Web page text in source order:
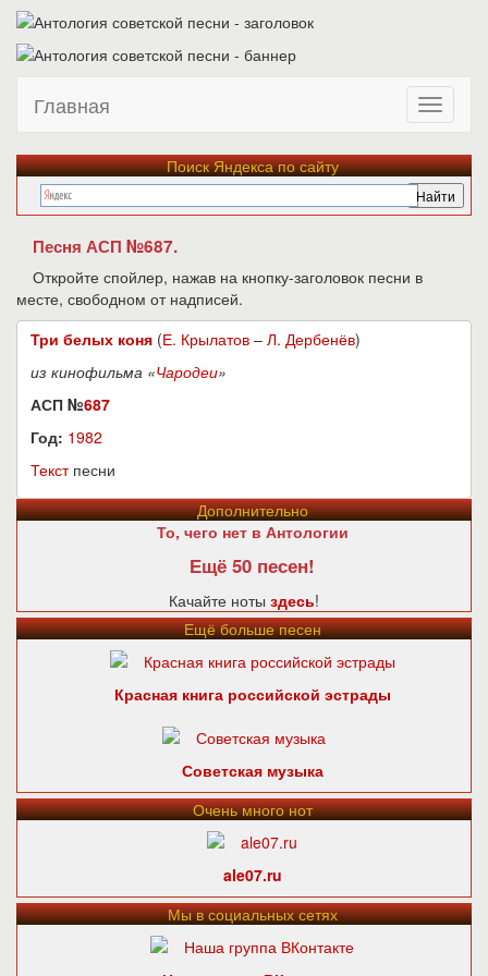
Главная
Поиск Яндекса по сайту
Песня АСП №687.
Откройте спойлер, нажав на кнопку-заголовок песни в
месте, свободном от надписей.
Три белых коня (Е. Крылатов – Л. Дербенёв)
из кинофильма «Чародеи»
АСП №687
Год: 1982
Текстпесни
Дополнительно
То, чего нет в Антологии
Ещё 50 песен!
Качайте ноты здесь!
Ещё больше песен
Красная книга российской эстрады
Советская музыка
Очень много нот
ale07.ru
Мы в социальных сетях